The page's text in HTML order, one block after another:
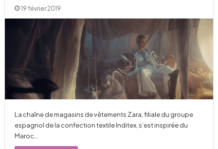
19 février 2019
La chaîne de magasins de vêtements Zara, filiale du groupe
espagnol de la confection textile Inditex, s’est inspirée du
Maroc…